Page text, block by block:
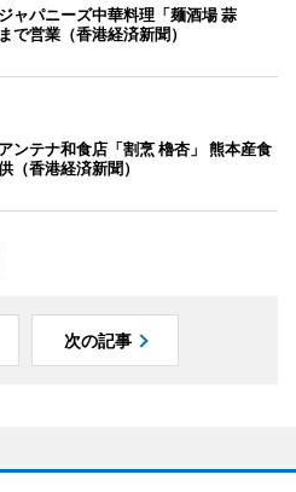
ャパニーズ中華料理「麺酒場 蒜
で営業（香港経済新聞）
ンテナ和食店「割烹 櫓杏」 熊本産食
（香港経済新聞）
次の記事